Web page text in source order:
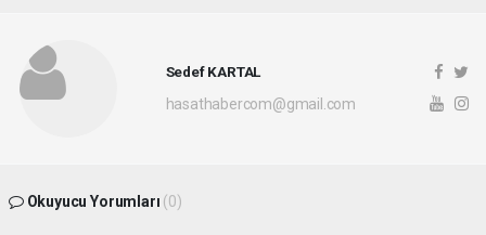
Sedef KARTAL
hasathabercom@gmail.com
Okuyucu Yorumları (0)